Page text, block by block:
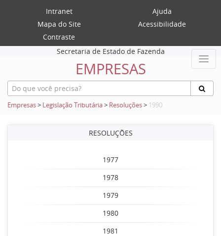
Intranet
Ajuda
Mapa do Site
Acessibilidade
Contraste
Secretaria de Estado de Fazenda
EMPRESAS
Empresas> Legislação Tributária> Resoluções> 1990
RESOLUÇÕES
1977
1978
1979
1980
1981